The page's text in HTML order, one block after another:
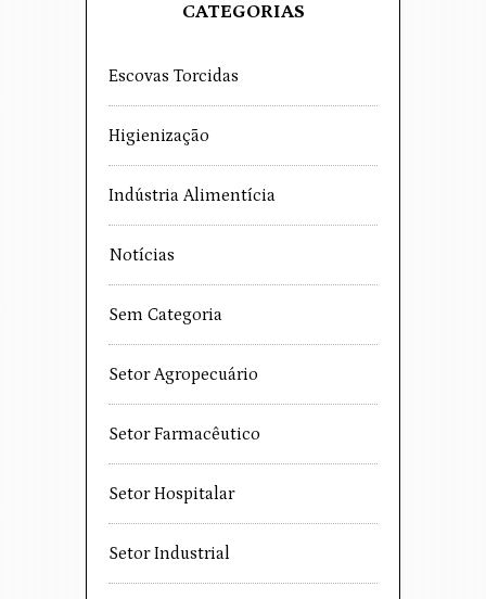
CATEGORIAS
Escovas Torcidas
Higienização
Indústria Alimentícia
Notícias
Sem Categoria
Setor Agropecuário
Setor Farmacêutico
Setor Hospitalar
Setor Industrial